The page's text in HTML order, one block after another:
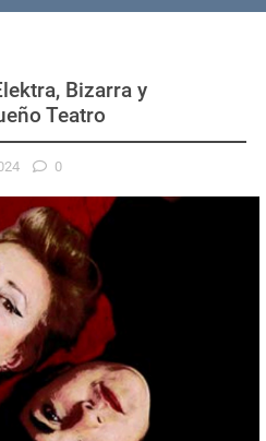
Bizarra y
Teatro
0